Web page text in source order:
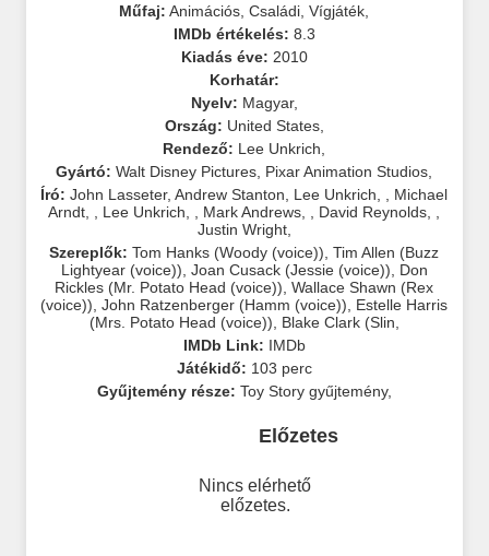
Műfaj: Animációs ,Családi ,Vígjáték
IMDb értékelés: 8.3
Kiadás éve: 2010
Korhatár:
Nyelv: Magyar,
Ország: United States,
Rendező: Lee Unkrich
Gyártó: Walt Disney Pictures Pixar Animation Studios
Író: John Lasseter,Andrew Stanton Lee Unkrich
Michael
Arndt
Lee Unkrich Mark Andrews David Reynolds
Justin Wright,
Szereplők: Tom Hanks (Woody (voice)) ,Tim Allen (Buzz
Lightyear (voice)) Joan Cusack (Jessie (voice))
Don
Rickles (Mr. Potato Head (voice)) ,Wallace Shawn (Rex
(voice)) ,John Ratzenberger (Hamm (voice))
Estelle Harris
(Mrs. Potato Head (voice))
Blake Clark (Slin
IMDb Link: IMDb
Játékidő: 103 perc
Gyűjtemény része: Toy Story gyűjtemény,
Előzetes
Nincs elérhető
előzetes.